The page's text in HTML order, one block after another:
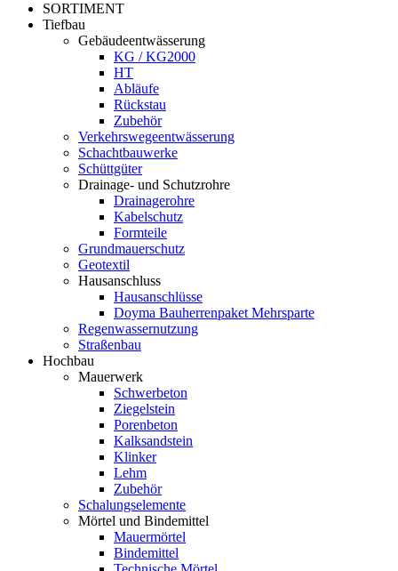
SORTIMENT
Tiefbau
Gebäudeentwässerung
KG / KG2000
HT
Abläufe
Rückstau
Zubehör
Verkehrswegeentwässerung
Schachtbauwerke
Schüttgüter
Drainage- und Schutzrohre
Drainagerohre
Kabelschutz
Formteile
Grundmauerschutz
Geotextil
Hausanschluss
Hausanschlüsse
Doyma Bauherrenpaket Mehrsparte
Regenwassernutzung
Straßenbau
Hochbau
Mauerwerk
Schwerbeton
Ziegelstein
Porenbeton
Kalksandstein
Klinker
Lehm
Zubehör
Schalungselemente
Mörtel und Bindemittel
Mauermörtel
Bindemittel